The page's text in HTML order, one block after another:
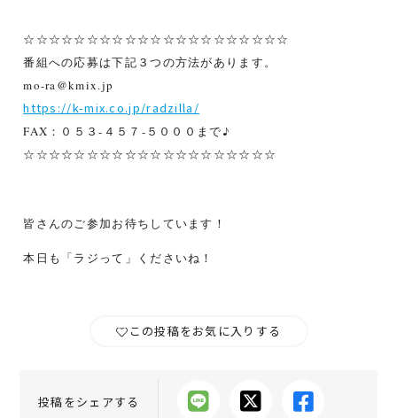
☆☆☆☆☆☆☆☆☆☆☆☆☆☆☆☆☆☆☆☆☆
番組への応募は下記３つの方法があります。
mo-ra@kmix.jp
https://k-mix.co.jp/radzilla/
FAX：０５３-４５７-５０００ まで♪
☆☆☆☆☆☆☆☆☆☆☆☆☆☆☆☆☆☆☆☆
皆さんのご参加お待ちしています！
本日も「ラジって」くださいね！
この投稿をお気に入りする
投稿をシェアする